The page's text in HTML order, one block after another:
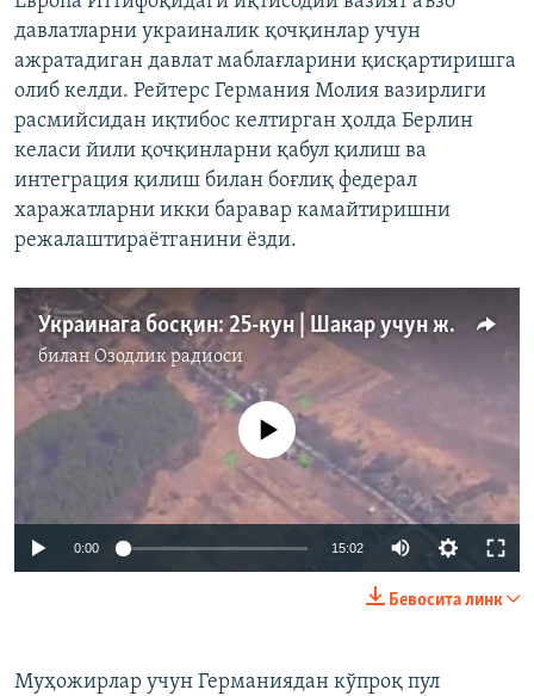
давлатларни украиналик қочқинлар учун
ажратадиган давлат маблағларини қисқартиришга
олиб келди. Рейтерс Германия Молия вазирлиги
расмийсидан иқтибос келтирган ҳолда Берлин
келаси йили қочқинларни қабул қилиш ва
интеграция қилиш билан боғлиқ федерал
харажатларни икки баравар камайтиришни
режалаштираётганини ёзди.
Украинага босқин: 25-кун | Шакар учун жанглар ва каркидон Киев
биланОзодлик радиоси
Айни дамда медиа-манба мавжуд эмас
0:00 15:02
Бевосита линк
Муҳожирлар учун Германиядан кўпроқ пул